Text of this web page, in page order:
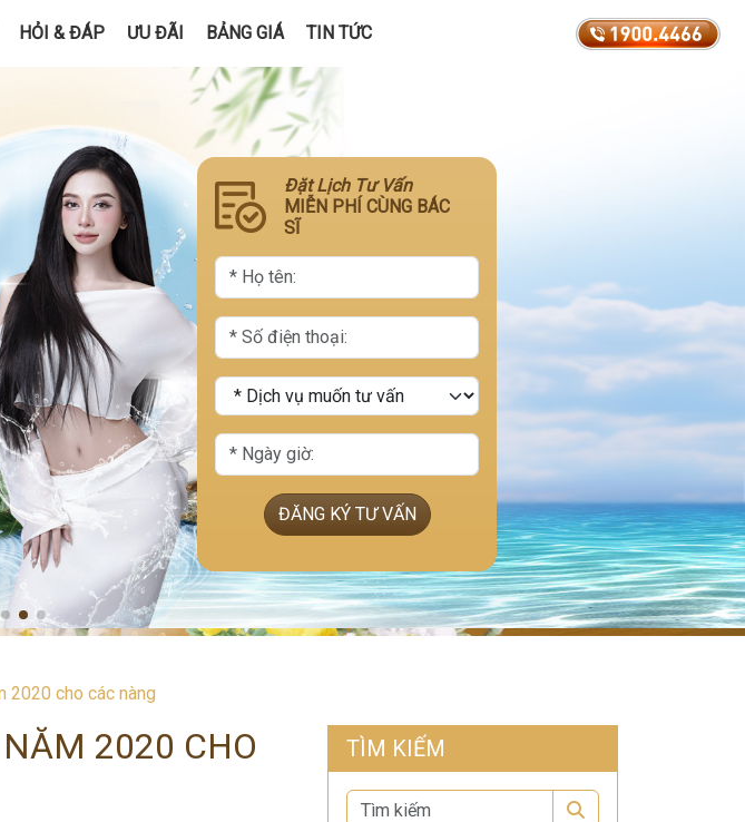
HỎI & ĐÁP ƯU ĐÃI BẢNG GIÁ TIN TỨC
Đặt Lịch Tư Vấn
MIỄN PHÍ CÙNG BÁC
SĨ
ĐĂNG KÝ TƯ VẤN
2020 cho các nàng
2020 CHO
TÌM KIẾM